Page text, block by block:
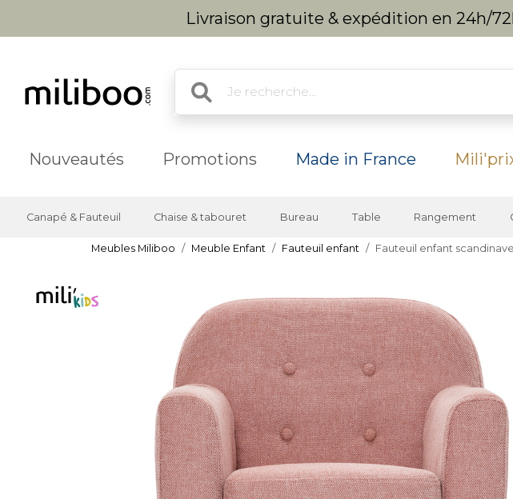
Livraison gratuite & expédition en 24h/
Nouveautés Promotions Made in France
Canapé & Fauteuil Chaise & tabouret Bureau Table Rangement
Meubles Miliboo Meuble Enfant Fauteuil enfant Fauteuil enfant